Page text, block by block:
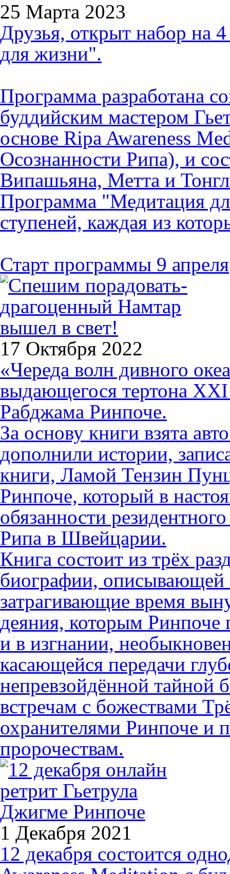
25 Марта 2023
Друзья, открыт набор на
для жизни".
Программа разработана
буддийским мастером
основе Ripa Awareness
Осознанности Рипа), и
Випашьяна, Метта и
Программа "Медитация
ступеней, каждая из
Старт программы 9 апреля
17 Октября 2022
«Череда волн дивного
выдающегося тертона
Рабджама Ринпоче.
За основу книги взята
дополнили истории,
книги, Ламой Тензин
Ринпоче, который в
обязанности
Рипа в Швейцарии.
Книга состоит из трёх
биографии, описывающей
затрагивающие время
деяния, которым Ринпоче
и в изгнании,
касающейся передачи
непревзойдённой тайной
встречам с божествами
охранителями Ринпоче и
пророчествам.
1 Декабря 2021
12 декабря состоится